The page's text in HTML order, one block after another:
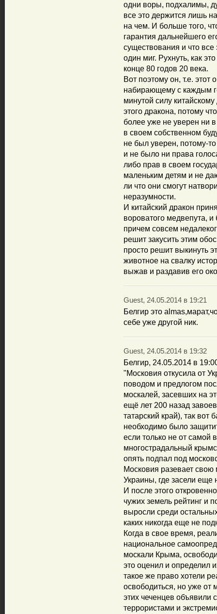
одни воры, подхалимы,
все это держится лишь
на чем. И больше того,
гарантия дальнейшего
существования и что
один миг. Рухнуть, как
конце 80 годов 20 века.
Вот поэтому он, т.е.
набирающему с каждым
минутой силу
этого дракона, потому
более уже не уверен ни
в своем собственном
не был уверен, потому-то
и не было ни права
либо прав в своем
маленьким детям и не
ли что они смогут
неразумности.
И китайский дракон
вороватого медвепута,
причем совсем
решит закусить этим
просто решит выкинуть
животное на свалку
выжав и раздавив его
Guest, 24.05.2014 в 19:21
Белгир это
себе уже другой ник.
Guest, 24.05.2014 в 19:32
Белгир, 24.05.2014 в
"Московия откусила от
поводом и предлогом
москалей, засевших на
ещё лет 200 назад
татарский край), так вот
необходимо было
если только не от самой
многострадальный
опять подпал под
Московия разевает
Украины, где засели еще
И после этого
чужих земель рейтинг и
выросли среди
каких никогда еще не
Когда в свое время,
национальное
москали Крыма,
это оценил и определил
такое же право хотели
освободиться, но уже от
этих чеченцев объявили
террористами и